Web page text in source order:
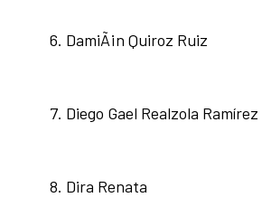
DamiÃ¡n Quiroz Ruiz
Diego Gael Realzola Ramírez
Dira Renata